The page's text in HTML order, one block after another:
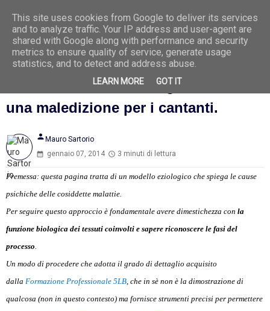
8 Ago
2026
La causa di tosse, laringite e afonia:
una maledizione per i cantanti.
person Mauro Sartorio
gennaio 07, 2014
3 minuti di lettura
Premessa: questa pagina tratta di un modello eziologico che spiega le cause
psichiche delle cosiddette malattie.
Per seguire questo approccio è fondamentale avere dimestichezza con la
funzione biologica dei tessuti coinvolti e sapere riconoscere le fasi del
processo.
Un modo di procedere che adotta il grado di dettaglio acquisito
dalla Formazione Professionale 5LB, che in sè non è la dimostrazione di
qualcosa (non in questo contesto) ma fornisce strumenti precisi per permettere
This site uses cookies from Google to deliver its services
and to analyze traffic. Your IP address and user-agent are
shared with Google along with performance and security
metrics to ensure quality of service, generate usage
statistics, and to detect and address abuse.
LEARN MORE GOT IT